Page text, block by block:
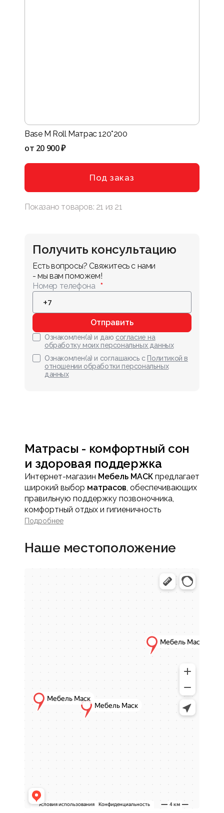
Base M Roll Матрас 120*200
от 20 900 ₽
Под заказ
Показано товаров: 21 из 21
Получить консультацию
Есть вопросы? Свяжитесь с нами
- мы вам поможем!
Номер телефона
Отправить
Ознакомлен(а) и даю согласие на
обработку моих персональных данных
Ознакомлен(а) и соглашаюсь с Политикой в
отношении обработки персональных
данных
Матрасы - комфортный сон
и здоровая поддержка
Интернет-магазин Мебель МАСК предлагает
широкий выбор матрасов, обеспечивающих
правильную поддержку позвоночника,
комфортный отдых и гигиеничность
спального места.
современных технологий и качественных
материалов, обеспечивая длительный срок
давления на тело и снятие мышечного
Правильная поддержка позвоночника
независимые пружины и ортопедические
наполнители создают точечную
позволяет подобрать оптимальное
решение для каждого.
Массажный эффект
Гигиеничность спального места
качественные ткани и чехлы защищают
Подробнее
Наше местоположение